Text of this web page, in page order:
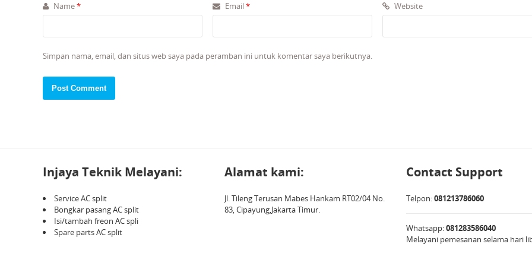
Name* Email * Website
Simpan nama, email, dan situs web saya pada peramban ini untuk komentar saya berikutnya.
Injaya Teknik Melayani:
Service AC split
Bongkar pasang AC split
Isi/tambah freon AC spli
Spare parts AC split
Alamat kami:
Jl. Tileng Terusan Mabes Hankam RT02/04 No.
83, Cipayung,Jakarta Timur.
Contact Support
Telpon:081213786060
Whatsapp:081283586040
Melayani pemesanan selama hari